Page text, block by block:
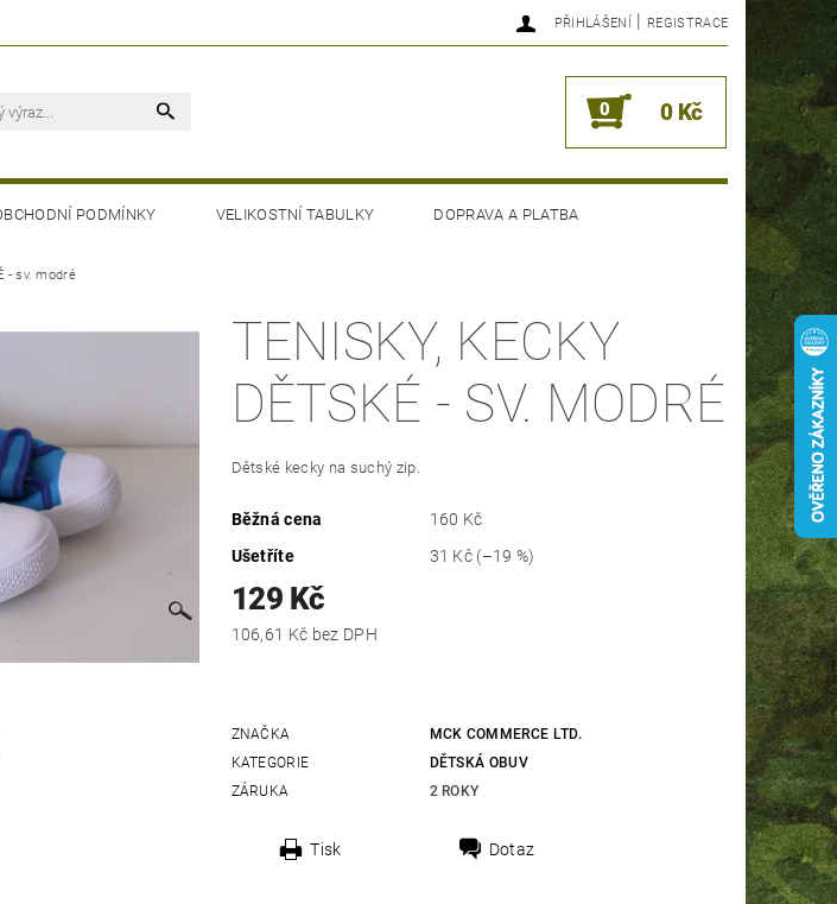
PŘIHLÁŠENÍ | REGISTRACE
0 0 Kč
PODMÍNKY VELIKOSTNÍ TABULKY DOPRAVA A PLATBA
- sv. modré
TENISKY, KECKY
DĚTSKÉ - SV. MODRÉ
Dětské kecky na suchý zip.
Běžná cena
160 Kč
Ušetříte
31 Kč (–19 %)
129 Kč
106,61 Kč bez DPH
ZNAČKA
MCK COMMERCE LTD.
KATEGORIE
DĚTSKÁ OBUV
ZÁRUKA
2 ROKY
Tisk Dotaz